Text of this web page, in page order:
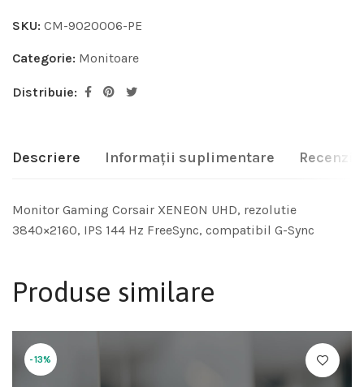
SKU: CM-9020006-PE
Categorie: Monitoare
Distribuie:
Descriere Informații suplimentare Recenzii
Monitor Gaming Corsair XENEON UHD, rezolutie
3840×2160, IPS 144 Hz FreeSync, compatibil G-Sync
Produse similare
-13%